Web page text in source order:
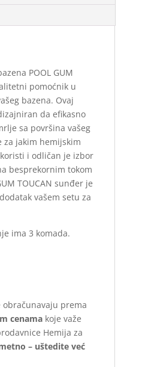
POOL GUM
pomoćnik u
bazena. Ovaj
da efikasno
sa površina vašeg
za jakim hemijskim
i odličan je izbor
besprekornim tokom
TOUCAN sunđer je
vašem setu za
ima 3 komada.
obračunavaju prema
cenamakoje važe
Hemija za
– uštedite već